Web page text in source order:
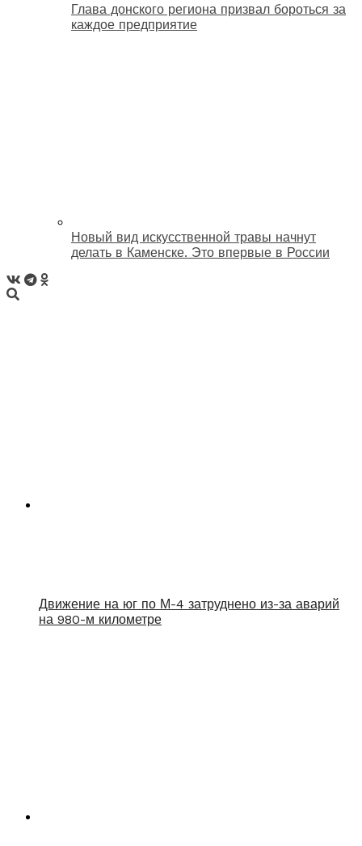
Глава донского региона призвал бороться за
каждое предприятие
Новый вид искусственной травы начнут
делать в Каменске. Это впервые в России
Движение на юг по М-4 затруднено из-за аварий
на 980-м километре